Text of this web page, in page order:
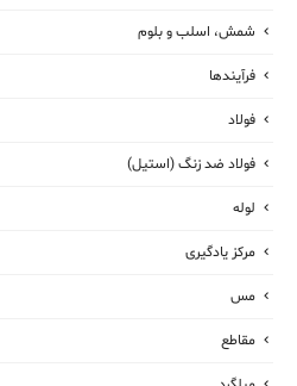
شمش، اسلب و بلوم
فرآیندها
فولاد
فولاد ضد زنگ (استیل)
لوله
مرکز یادگیری
مس
مقاطع